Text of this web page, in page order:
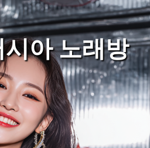
아 노래방